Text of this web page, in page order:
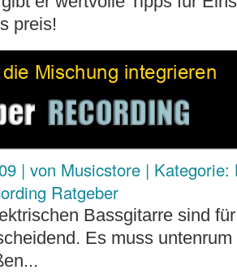
preis!
| von Musicstore | Kategorie:
Ratgeber
Bassgitarre sind
Es muss